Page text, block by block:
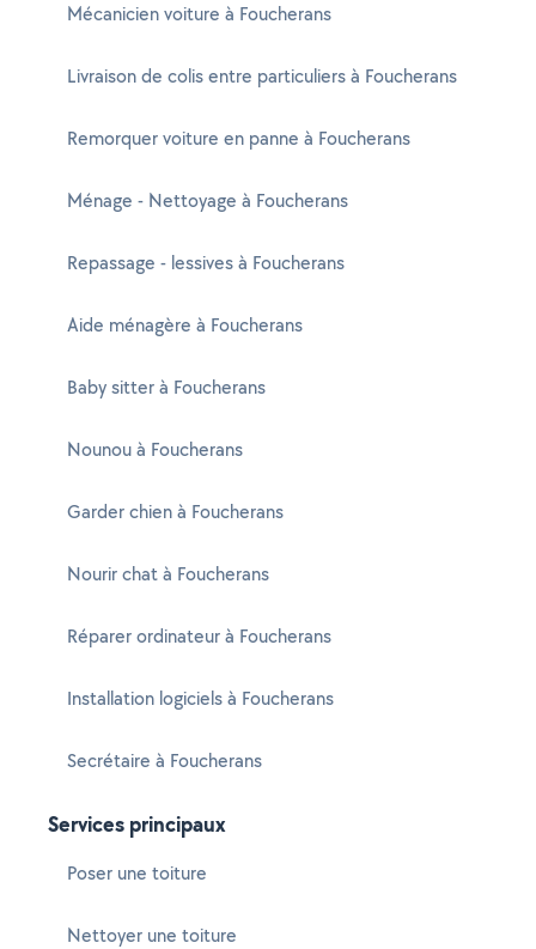
Mécanicien voiture à Foucherans
Livraison de colis entre particuliers à Foucherans
Remorquer voiture en panne à Foucherans
Ménage - Nettoyage à Foucherans
Repassage - lessives à Foucherans
Aide ménagère à Foucherans
Baby sitter à Foucherans
Nounou à Foucherans
Garder chien à Foucherans
Nourir chat à Foucherans
Réparer ordinateur à Foucherans
Installation logiciels à Foucherans
Secrétaire à Foucherans
Services principaux
Poser une toiture
Nettoyer une toiture